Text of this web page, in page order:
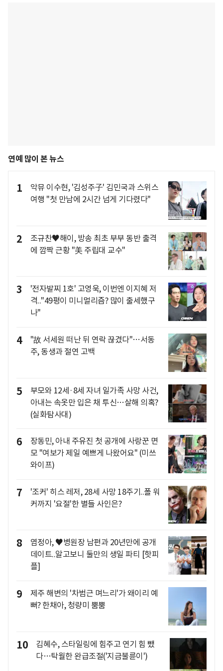
연예 많이 본 뉴스
1
악뮤 이수현, '김성주子' 김민국과 스위스
여행 "첫 만남에 2시간 넘게 기다렸다"
2
조규찬♥해이, 방송 최초 부부 동반 출격
에 깜짝 근황 "美 주립대 교수"
3
'전자발찌 1호' 고영욱, 이번엔 이지혜 저
격.."49평이 미니멀리즘? 많이 출세했구
나"
4
"故 서세원 떠난 뒤 연락 끊겼다"…서동
주, 동생과 절연 고백
5
부모와 12세·8세 자녀 일가족 사망 사건,
아내는 속옷만 입은 채 투신…살해 의혹?
(실화탐사대)
6
장동민, 아내 주유진 첫 공개에 사랑꾼 면
모 "여보가 제일 예쁘게 나왔어요" (미쓰
와이프)
7
'조커' 히스 레저, 28세 사망 18주기..폴 워
커까지 '요절'한 별들 사인은?
8
염정아, ♥병원장 남편과 20년만에 공개
데이트..알고보니 둘만의 생일 파티 [핫피
플]
9
제주 해변의 '차범근 며느리'가 왜이리 예
뻐? 한채아, 청량미 뿜뿜
10
김혜수, 스타일링에 힘주고 연기 힘 뺐
다…탁월한 완급조절('지금불륜이')